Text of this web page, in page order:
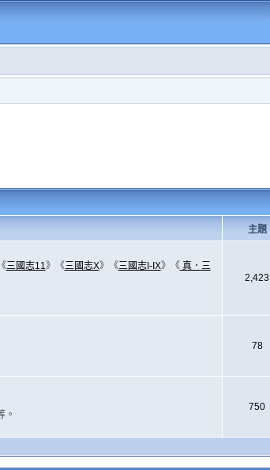
主題
三國志11》《三國志X》《三國志I-IX》《真．三
2,423
78
。
750